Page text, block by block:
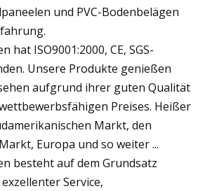
und PVC-Bodenbelägen
hat ISO9001:2000, CE, SGS-
Unsere Produkte genießen
aufgrund ihrer guten Qualität
Preises. Heißer
Markt, den
Europa und so weiter ...
besteht auf dem Grundsatz
Service,